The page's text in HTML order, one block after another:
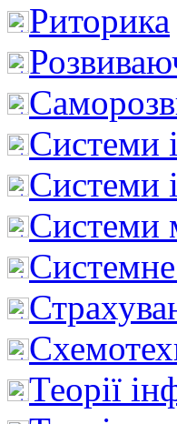
Риторика
Системи
Системи
Системи
Теорії